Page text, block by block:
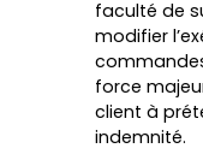
faculté de
modifier
force
client à
indemnité.